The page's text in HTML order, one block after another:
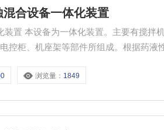
合设备一体化装置
、二级过滤
控柜、机座架等部件所组成。根据药液
浏览量： 1849